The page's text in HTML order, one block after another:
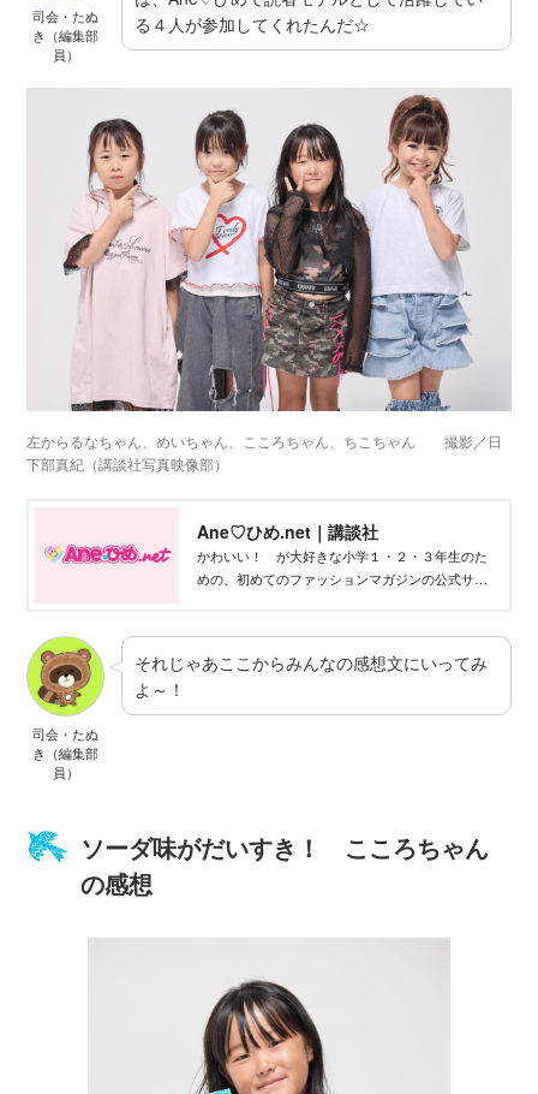
司会・たぬ
き（編集部
員）
る４人が参加してくれたんだ☆
左からるなちゃん、めいちゃん、こころちゃん、ちこちゃん 撮影／日
下部真紀（講談社写真映像部）
Ane♡ひめ.net｜講談社
かわいい！ が大好きな小学１・２・３年生のた
めの、初めてのファッションマガジンの公式サイ
司会・たぬ
き（編集部
員）
それじゃあここからみんなの感想文にいってみ
よ～！
ソーダ味がだいすき！ こころちゃん
の感想